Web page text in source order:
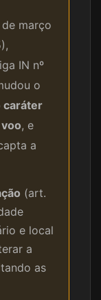
de março
IN nº
o
caráter
, e
a
(art.
e local
a
as